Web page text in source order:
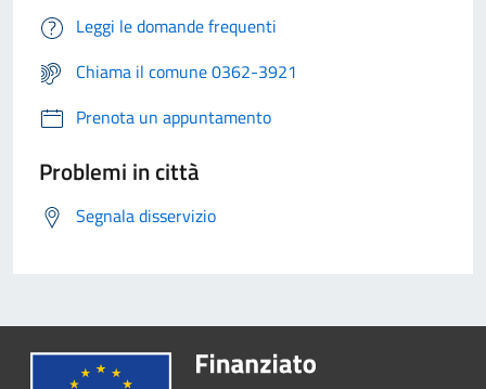
Leggi le domande frequenti
Chiama il comune 0362-3921
Prenota un appuntamento
Problemi in città
Segnala disservizio